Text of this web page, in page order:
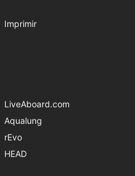
Imprimir
LiveAboard.com
Aqualung
rEvo
HEAD